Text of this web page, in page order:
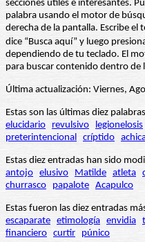
secciones útiles e interesantes.
palabra usando el motor de
derecha de la pantalla. Escribe el
dice “Busca aquí” y luego
dependiendo de tu teclado. El
para buscar contenido dentro de
Última actualización: Viernes,
Estas son las últimas diez
elucidario
revulsivo legionelosis
preterintencional críptido
Estas diez entradas han sido
antojo elusivo Matilde atleta
churrasco
papalote Acapulco
Estas fueron las diez entradas
escaparate etimología envidia
financiero curtir púnico